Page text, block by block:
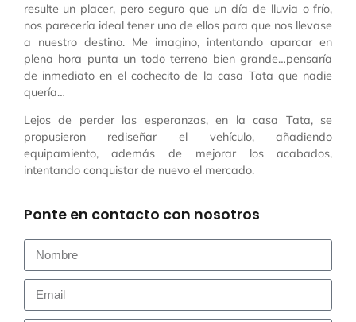
resulte un placer, pero seguro que un día de lluvia o frío,
nos parecería ideal tener uno de ellos para que nos llevase
a nuestro destino. Me imagino, intentando aparcar en
plena hora punta un todo terreno bien grande…pensaría
de inmediato en el cochecito de la casa Tata que nadie
quería…
Lejos de perder las esperanzas, en la casa Tata, se
propusieron rediseñar el vehículo, añadiendo
equipamiento, además de mejorar los acabados,
intentando conquistar de nuevo el mercado.
Ponte en contacto con nosotros